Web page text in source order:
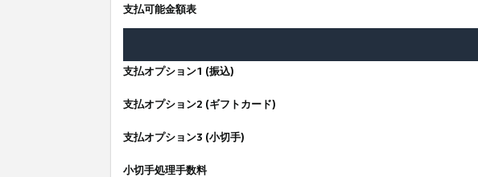
支払可能金額表
支払オプション1 (振込)
支払オプション2 (ギフトカード)
支払オプション3 (小切手)
小切手処理手数料